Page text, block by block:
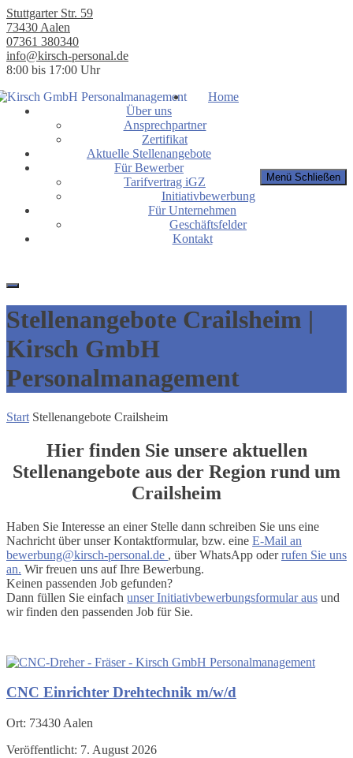
Stuttgarter Str. 59
73430 Aalen
07361 380340
info@kirsch-personal.de
8:00 bis 17:00 Uhr
Menü Schließen
Home
Über uns
Ansprechpartner
Zertifikat
Aktuelle Stellenangebote
Für Bewerber
Tarifvertrag iGZ
Initiativbewerbung
Für Unternehmen
Geschäftsfelder
Kontakt
Stellenangebote Crailsheim |
Kirsch GmbH
Personalmanagement
Start Stellenangebote Crailsheim
Hier finden Sie unsere aktuellen
Stellenangebote aus der Region rund um
Crailsheim
Haben Sie Interesse an einer Stelle dann schreiben Sie uns eine
Nachricht über unser Kontaktformular, bzw. eine E-Mail an
bewerbung@kirsch-personal.de , über WhatsApp oderrufen Sie uns
an. Wir freuen uns auf Ihre Bewerbung.
Keinen passenden Job gefunden?
Dann füllen Sie einfach unser Initiativbewerbungsformular aus und
wir finden den passenden Job für Sie.
CNC Einrichter Drehtechnik m/w/d
Ort: 73430 Aalen
Veröffentlicht: 7. August 2026